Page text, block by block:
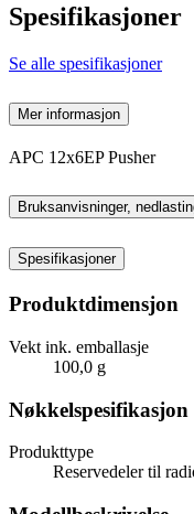
Spesifikasjoner
Se alle spesifikasjoner
Mer informasjon
APC 12x6EP Pusher
Bruksanvisninger,
Spesifikasjoner
Produktdimensjon
Vekt ink. emballasje
100,0 g
Nøkkelspesifikasjon
Produkttype
Reservedeler til